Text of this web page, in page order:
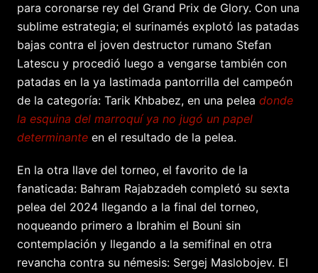
para coronarse rey del Grand Prix de Glory. Con una
sublime estrategia; el surinamés explotó las patadas
bajas contra el joven destructor rumano Stefan
Latescu y procedió luego a vengarse también con
patadas en la ya lastimada pantorrilla del campeón
de la categoría: Tarik Khbabez, en una pelea donde
la esquina del marroquí ya no jugó un papel
determinante en el resultado de la pelea.
En la otra llave del torneo, el favorito de la
fanaticada: Bahram Rajabzadeh completó su sexta
pelea del 2024 llegando a la final del torneo,
noqueando primero a Ibrahim el Bouni sin
contemplación y llegando a la semifinal en otra
revancha contra su némesis: Sergej Maslobojev. El